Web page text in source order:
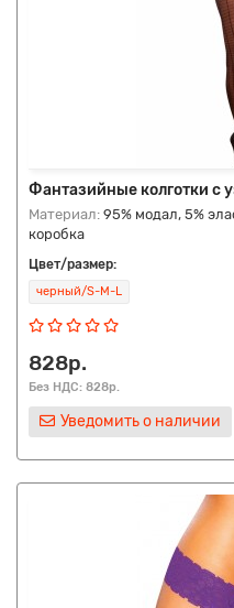
Фантазийные колготки с
Материал: 95% модал, 5%
коробка
Цвет/размер:
черный/S-M-L
828р.
Без НДС: 828р.
Уведомить о наличии